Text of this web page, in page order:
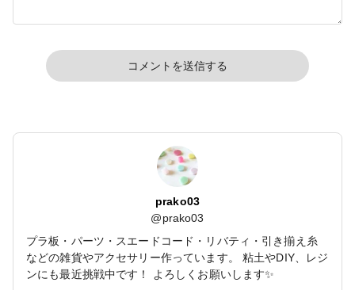
コメントを送信する
prako03
@prako03
プラ板・パーツ・スエードコード・リバティ・引き揃え糸
などの雑貨やアクセサリー作っています。 粘土やDIY、レジ
ンにも最近挑戦中です！ よろしくお願いします✨